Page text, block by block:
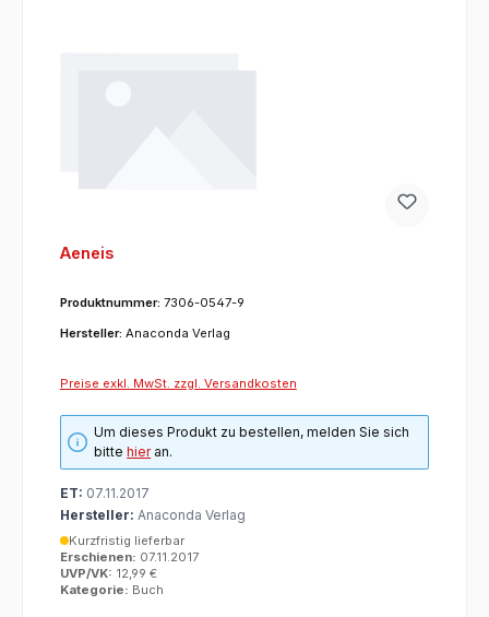
Aeneis
Produktnummer: 7306-0547-9
Hersteller: Anaconda Verlag
Preise exkl. MwSt. zzgl. Versandkosten
Um dieses Produkt zu bestellen, melden Sie sich
bittehieran.
ET: 07.11.2017
Hersteller: Anaconda Verlag
Kurzfristig lieferbar
Erschienen: 07.11.2017
UVP/VK: 12,99 €
Kategorie: Buch